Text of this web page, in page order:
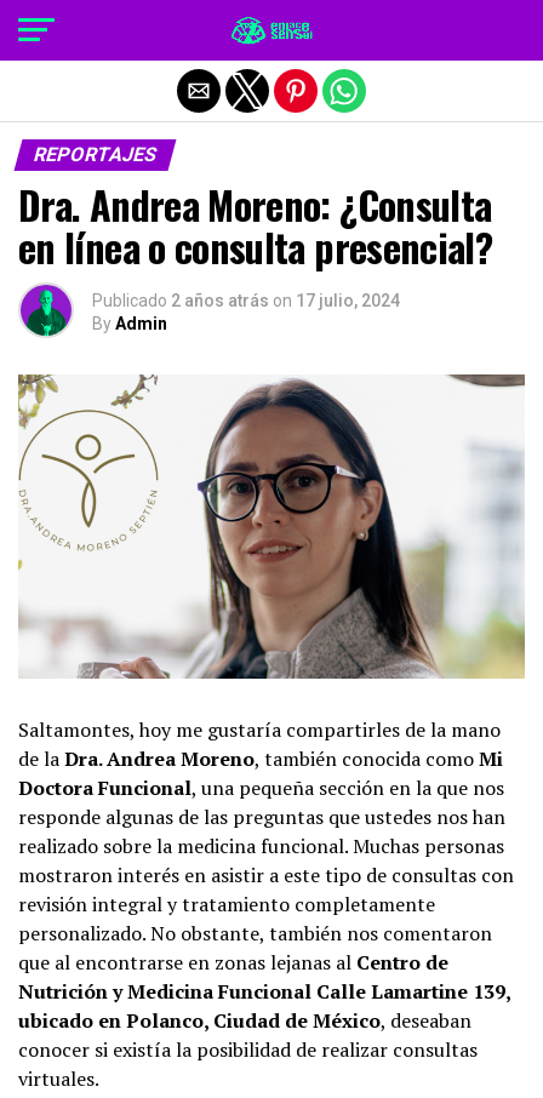
REPORTAJES
Dra. Andrea Moreno: ¿Consulta
en línea o consulta presencial?
Publicado 2 años atrás on 17 julio, 2024
ByAdmin
Saltamontes, hoy me gustaría compartirles de la mano
de laDra. Andrea Moreno, también conocida comoMi
Doctora Funcional, una pequeña sección en la que nos
responde algunas de las preguntas que ustedes nos han
realizado sobre la medicina funcional. Muchas personas
mostraron interés en asistir a este tipo de consultas con
revisión integral y tratamiento completamente
personalizado. No obstante, también nos comentaron
que al encontrarse en zonas lejanas al Centro de
Nutrición y Medicina Funcional Calle Lamartine 139,
ubicado en Polanco, Ciudad de México, deseaban
conocer si existía la posibilidad de realizar consultas
virtuales.
Salir de la versión móvil